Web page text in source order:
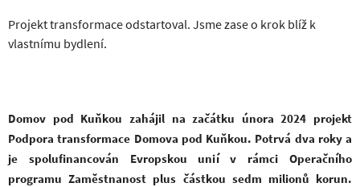
Projekt transformace odstartoval. Jsme zase o krok blíž k
vlastnímu bydlení.
Domov pod Kuňkou zahájil na začátku února 2024 projekt
Podpora transformace Domova pod Kuňkou. Potrvá dva roky a
je spolufinancován Evropskou unií v rámci Operačního
programu Zaměstnanost plus částkou sedm milionů korun.